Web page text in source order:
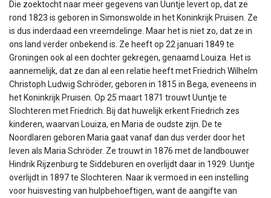
Die zoektocht naar meer gegevens van Uuntje levert op, dat ze
rond 1823 is geboren in Simonswolde in het Koninkrijk Pruisen. Ze
is dus inderdaad een vreemdelinge. Maar het is niet zo, dat ze in
ons land verder onbekend is. Ze heeft op 22 januari 1849 te
Groningen ook al een dochter gekregen, genaamd Louiza. Het is
aannemelijk, dat ze dan al een relatie heeft met Friedrich Wilhelm
Christoph Ludwig Schröder, geboren in 1815 in Bega, eveneens in
het Koninkrijk Pruisen. Op 25 maart 1871 trouwt Uuntje te
Slochteren met Friedrich. Bij dat huwelijk erkent Friedrich zes
kinderen, waarvan Louiza, en Maria de oudste zijn. De te
Noordlaren geboren Maria gaat vanaf dan dus verder door het
leven als Maria Schröder. Ze trouwt in 1876 met de landbouwer
Hindrik Rijzenburg te Siddeburen en overlijdt daar in 1929. Uuntje
overlijdt in 1897 te Slochteren. Naar ik vermoed in een instelling
voor huisvesting van hulpbehoeftigen, want de aangifte van